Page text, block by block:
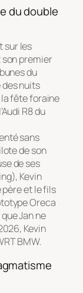
du double
sur les
premier
du
des nuits
fête foraine
R8 du
sans
de son
de ses
Kevin
père et le fils
Oreca
Jan ne
Kevin
BMW.